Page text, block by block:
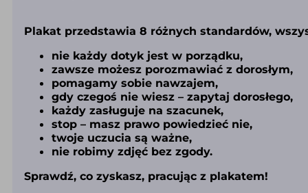
Plakat przedstawia 8 różnych standardów,
nie każdy dotyk jest w porządku,
zawsze możesz porozmawiać z dorosłym,
pomagamy sobie nawzajem,
gdy czegoś nie wiesz – zapytaj dorosłego,
każdy zasługuje na szacunek,
stop – masz prawo powiedzieć nie,
twoje uczucia są ważne,
nie robimy zdjęć bez zgody.
Sprawdź, co zyskasz, pracując z plakatem!